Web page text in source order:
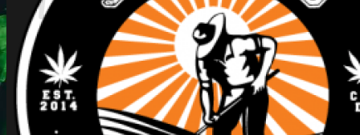
Ingen produkter i kurven.
Tilbage til shoppen